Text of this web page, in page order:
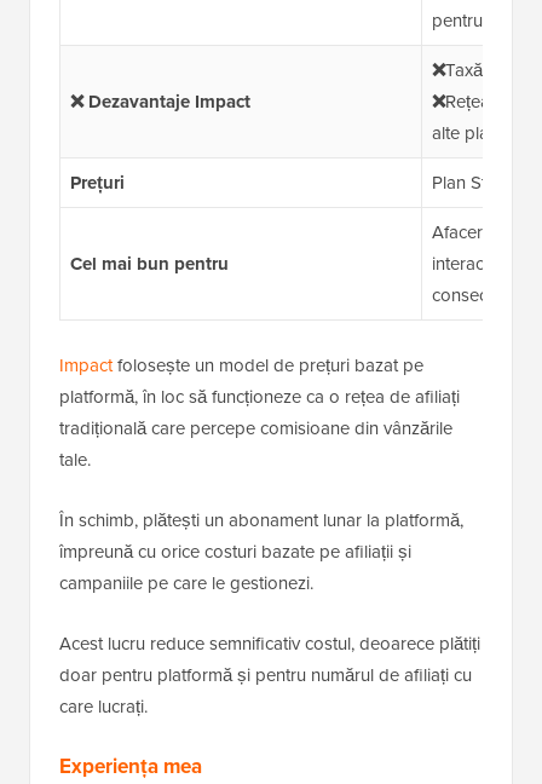
pentru plăți
❌ Dezavantaje Impact
❌Taxă
❌Rețea de
alte platforme
Prețuri
Plan Starter:
Cel mai bun pentru
Afaceri care
interacțiunile
consecvent
Impactfolosește un model de prețuri bazat pe
platformă, în loc să funcționeze ca o rețea de afiliați
tradițională care percepe comisioane din vânzările
tale.
În schimb, plătești un abonament lunar la platformă,
împreună cu orice costuri bazate pe afiliații și
campaniile pe care le gestionezi.
Acest lucru reduce semnificativ costul, deoarece plătiți
doar pentru platformă și pentru numărul de afiliați cu
care lucrați.
Experiența mea